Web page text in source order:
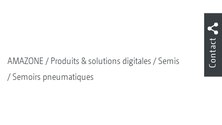
AMAZONE Produits & solutions digitales
Semis
Semoirs pneumatiques
Contact